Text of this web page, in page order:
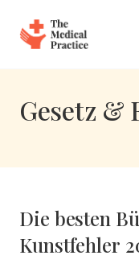
Gesetz &
Die besten
Kunstfehler